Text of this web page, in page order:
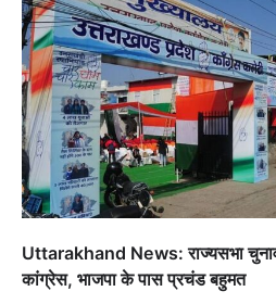
Uttarakhand News: राज्यसभा चुनाव
कांग्रेस, भाजपा के पास प्रचंड बहुमत